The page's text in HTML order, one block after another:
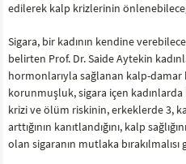
edilerek kalp krizlerinin
Sigara, bir kadının kendine
belirten Prof. Dr. Saide Aytekin
hormonlarıyla sağlanan kalp-damar
korunmuşluk, sigara içen
krizi ve ölüm riskinin, erkeklerde 3,
arttığının kanıtlandığını, kalp
olan sigaranın mutlaka bırakılmalısı